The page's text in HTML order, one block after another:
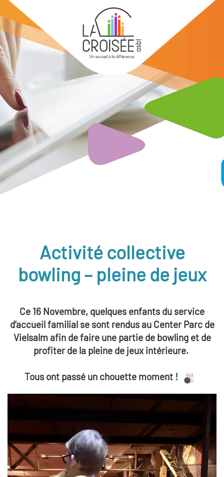
Skip to main content
Activité collective
bowling – pleine de jeux
Ce 16 Novembre, quelques enfants du service
d’accueil familial se sont rendus au Center Parc de
Vielsalm afin de faire une partie de bowling et de
profiter de la pleine de jeux intérieure.
Tous ont passé un chouette moment !